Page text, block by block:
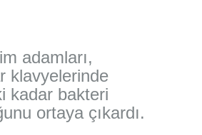
adamları,
klavyelerinde
kadar bakteri
ortaya çıkardı.